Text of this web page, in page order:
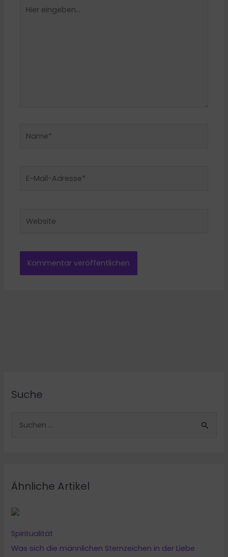
eingeben…
Mail-
Suche
n
n
c
h
Ähnliche Artikel
Spiritualität
Was sich die männlichen Sternzeichen in der Liebe